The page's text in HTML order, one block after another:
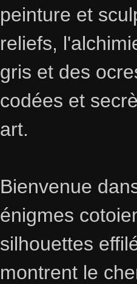
peinture et
reliefs,
gris et des
codées et
art.
Bienvenue
énigmes
silhouettes
montrent le